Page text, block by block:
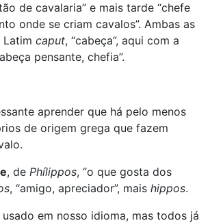
de cavalaria” e mais tarde “chefe
onde se criam cavalos”. Ambas as
Latim caput, “cabeça”, aqui com a
pensante, chefia”.
aprender que há pelo menos
de origem grega que fazem
, de Phílippos, “o que gosta dos
, “amigo, apreciador”, mais hippos.
em nosso idioma, mas todos já